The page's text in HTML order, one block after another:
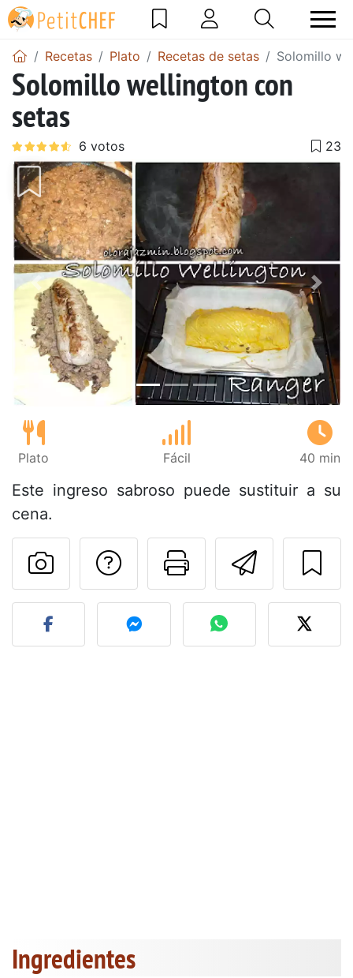
Recetas Plato Recetas de setas Solomillo
Solomillo wellington con
setas
Anterior
Plato Fácil 40 min
Este ingreso sabroso puede sustituir a su
cena.
Imprimir
Preguntar al autor
Publicar la foto de esta
Ingredientes